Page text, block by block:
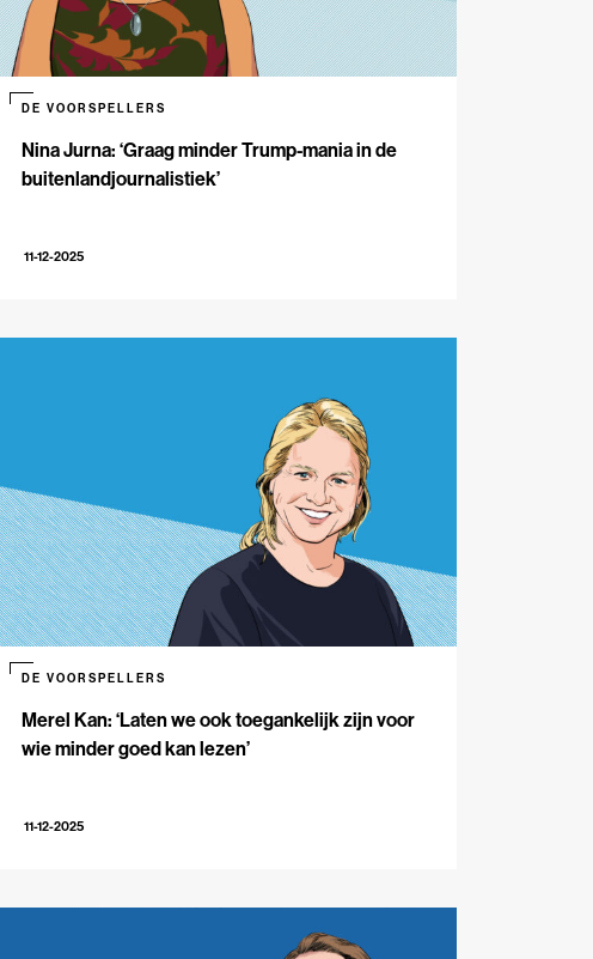
Nina Jurna: ‘Graag minder Trump-mania in de
buitenlandjournalistiek’
DE VOORSPELLERS
11-12-2025
Merel Kan: ‘Laten we ook toegankelijk zijn voor
wie minder goed kan lezen’
DE VOORSPELLERS
11-12-2025